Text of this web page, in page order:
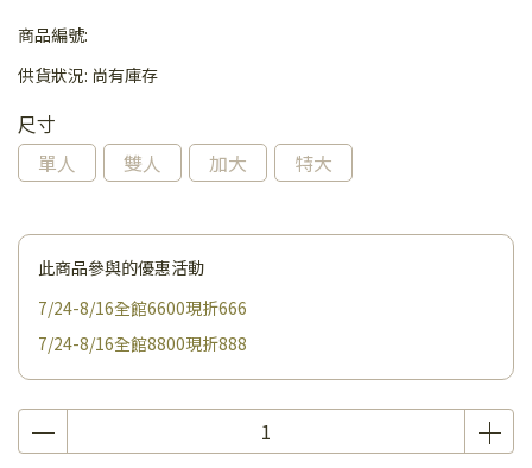
商品編號:
供貨狀況: 尚有庫存
尺寸
單人
雙人 加大 特大
此商品參與的優惠活動
7/24-8/16全館6600現折666
7/24-8/16全館8800現折888